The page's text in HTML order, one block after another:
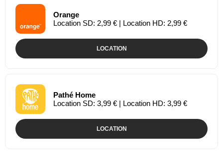
Orange
Location SD: 2,99 € | Location HD: 2,99 €
LOCATION
Pathé Home
Location SD: 3,99 € | Location HD: 3,99 €
LOCATION